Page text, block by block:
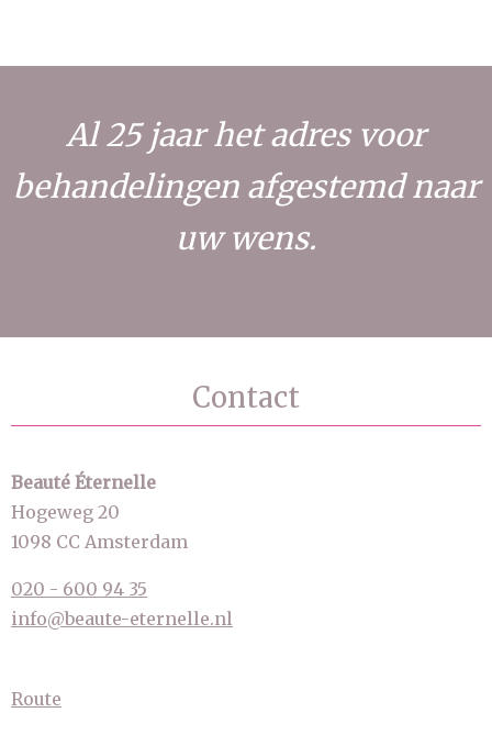
Al 25 jaar het adres voor
behandelingen afgestemd naar
uw wens.
Contact
Beauté Éternelle
Hogeweg 20
1098 CC Amsterdam
020 - 600 94 35
info@beaute-eternelle.nl
Route